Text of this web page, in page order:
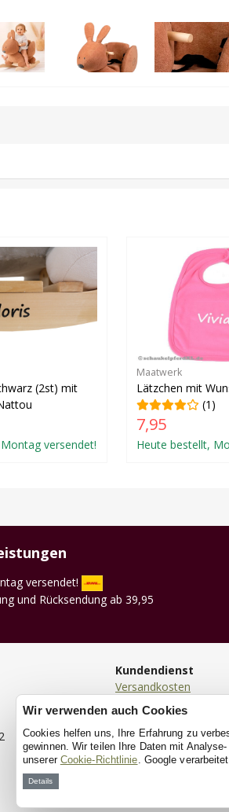
(2st) mit
versendet!
Maatwerk
Lätzchen mit
(1)
7,95
Heute bestellt,
versendet!
und Rücksendung ab 39,95
Kundendienst
Versandkosten
Lieferung
Bestellen
Bezahlung
Rücksendung
Garantie
Wir verwenden auch Cookies
Cookies helfen uns, Ihre Erfahrung zu
gewinnen. Wir teilen Ihre Daten mit
unserer Cookie-Richtlinie . Google
Details